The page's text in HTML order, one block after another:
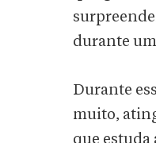
durante
Durante
muito,
que